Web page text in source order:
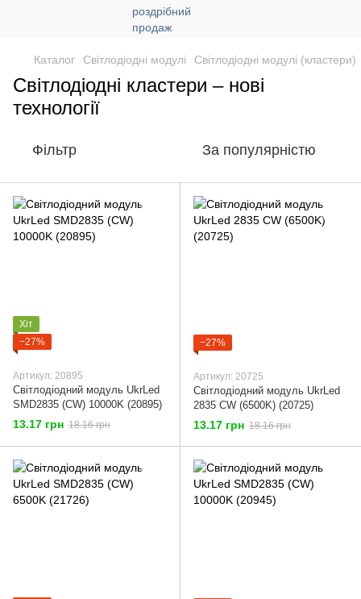
Каталог Світлодіодні модулі Світлодіодні модулі (кластери)
Світлодіодні кластери – нові
технології
Фільтр За популярністю
Хіт
−27%
Артикул: 20895
Світлодіодний модуль UkrLed
SMD2835 (CW) 10000K (20895)
13.17 грн 18.16 грн
−27%
Артикул: 20725
Світлодіодний модуль UkrLed
2835 СW (6500K) (20725)
13.17 грн 18.16 грн